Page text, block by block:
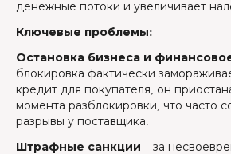
денежные потоки и увеличивает
Ключевые проблемы:
Остановка бизнеса и
блокировка фактически
кредит для покупателя, он
момента разблокировки, что часто
разрывы у поставщика.
Штрафные санкции – за